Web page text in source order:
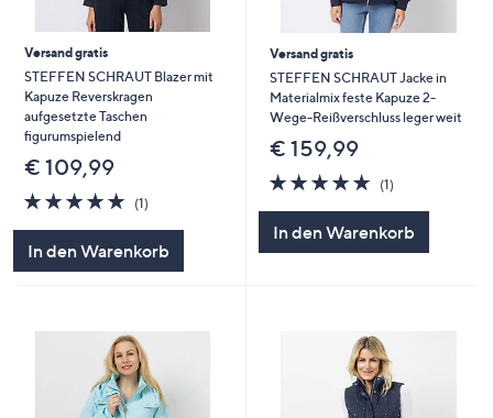
Versand gratis
STEFFEN SCHRAUT Blazer mit
Kapuze Reverskragen
aufgesetzte Taschen
figurumspielend
€ 109,99
5.0
von
(1)
In den Warenkorb
Versand gratis
STEFFEN SCHRAUT Jacke in
Materialmix feste Kapuze 2-
Wege-Reißverschluss leger weit
€ 159,99
5.0
von
(1)
In den Warenkorb